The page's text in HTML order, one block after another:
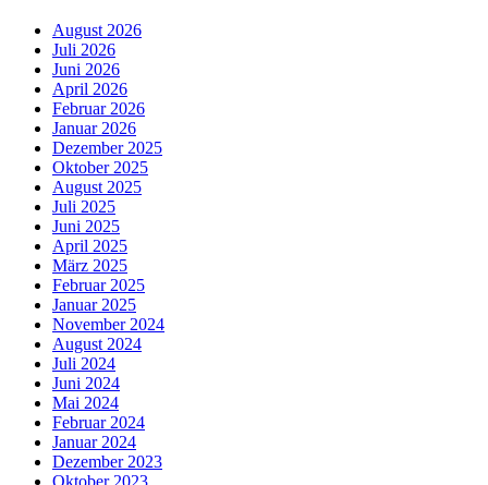
August 2026
Juli 2026
Juni 2026
April 2026
Februar 2026
Januar 2026
Dezember 2025
Oktober 2025
August 2025
Juli 2025
Juni 2025
April 2025
März 2025
Februar 2025
Januar 2025
November 2024
August 2024
Juli 2024
Juni 2024
Mai 2024
Februar 2024
Januar 2024
Dezember 2023
Oktober 2023